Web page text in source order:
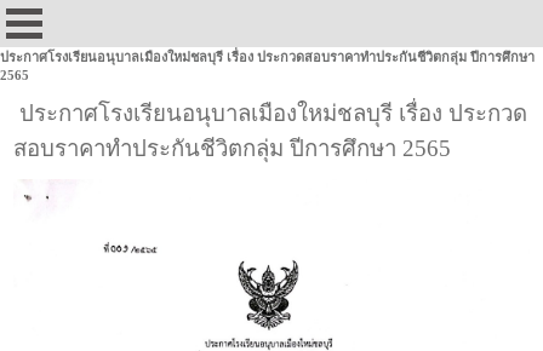
ประกาศโรงเรียนอนุบาลเมืองใหม่ชลบุรี เรื่อง ประกวดสอบราคาทำประกันชีวิตกลุ่ม ปีการศึกษา
2565
ประกาศโรงเรียนอนุบาลเมืองใหม่ชลบุรี เรื่อง ประกวด
สอบราคาทำประกันชีวิตกลุ่ม ปีการศึกษา 2565